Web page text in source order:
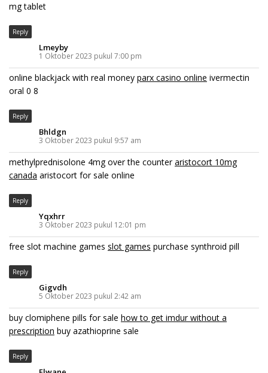
mg tablet
Reply
Lmeyby
1 Oktober 2023 pukul 7:00 pm
online blackjack with real money parx casino online ivermectin
oral 0 8
Reply
Bhldgn
3 Oktober 2023 pukul 9:57 am
methylprednisolone 4mg over the counteraristocort 10mg
canada aristocort for sale online
Reply
Yqxhrr
3 Oktober 2023 pukul 12:01 pm
free slot machine games slot games purchase synthroid pill
Reply
Gigvdh
5 Oktober 2023 pukul 2:42 am
buy clomiphene pills for sale how to get imdur without a
prescription buy azathioprine sale
Reply